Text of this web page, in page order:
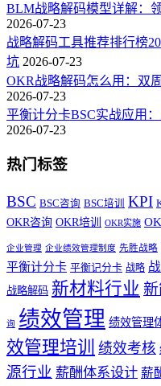
BLM战略解码模型详解：
2026-07-23
战略解码工具推荐排行榜
坑 2026-07-23
OKR战略解码怎么用：双
2026-07-23
平衡计分卡BSC实战应用
2026-07-23
热门标签
BSC BSC咨询 BSC培训 KPI
OKR咨询 OKR培训 OKR实施
企业管理 企业绩效管理制度 先胜战略
平衡计分卡 平衡记分卡 战略
战略解码 新材料行业
询 绩效管理 绩效管理
效管理培训 绩效考核
源行业 薪酬体系设计 薪